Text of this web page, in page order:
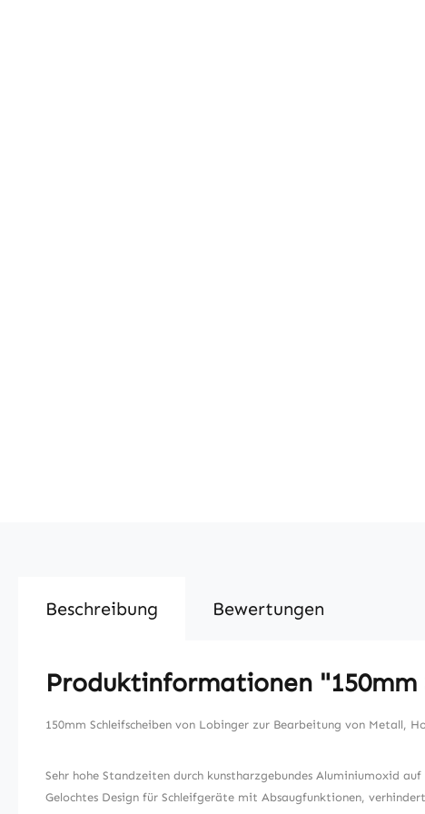
Beschreibung Bewertungen
Produktinformationen "150mm
150mm Schleifscheiben von Lobinger zur Bearbeitung von Metall,
Sehr hohe Standzeiten durch kunstharzgebundes Aluminiumoxid
Gelochtes Design für Schleifgeräte mit Absaugfunktionen,